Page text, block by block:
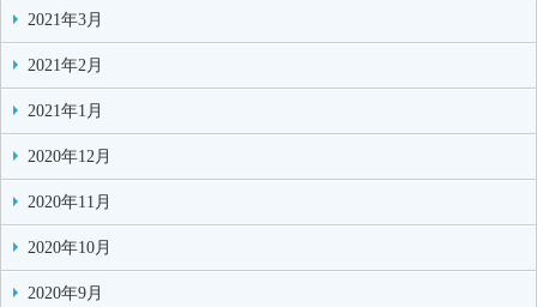
2021年3月
2021年2月
2021年1月
2020年12月
2020年11月
2020年10月
2020年9月